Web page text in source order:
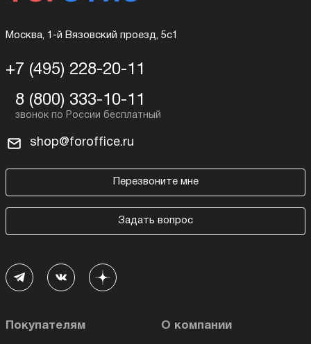
Москва, 1-й Вязовский проезд, 5с1
+7 (495) 228-20-11
8 (800) 333-10-11
shop@foroffice.ru
Перезвоните мне
Задать вопрос
Покупателям О компании